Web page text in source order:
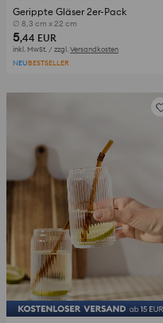
Gerippte Gläser 2er-Pack
∅ 8,3 cm x 22 cm
5,44 EUR
inkl. MwSt. / zzgl. Versandkosten
NEUBESTSELLER